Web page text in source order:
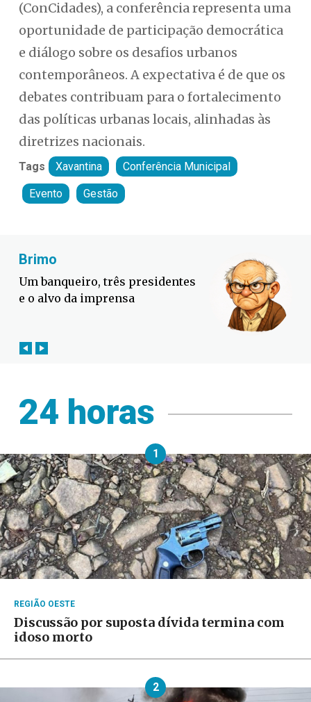
(ConCidades), a conferência representa uma
oportunidade de participação democrática
e diálogo sobre os desafios urbanos
contemporâneos. A expectativa é de que os
debates contribuam para o fortalecimento
das políticas urbanas locais, alinhadas às
diretrizes nacionais.
Tags Xavantina Conferência Municipal
Evento Gestão
Fabiano Bordignon
Defesa Civil lança campanha
contra o El Niño em SC
24 horas
1
REGIÃO OESTE
Discussão por suposta dívida termina com
idoso morto
2